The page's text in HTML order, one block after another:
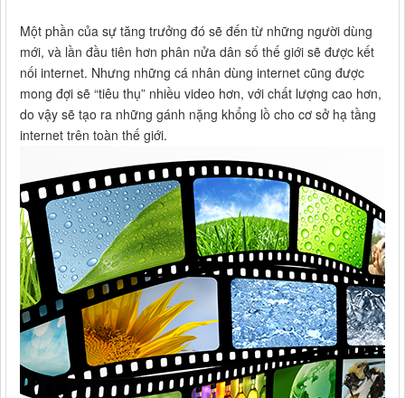
Một phần của sự tăng trưởng đó sẽ đến từ những người dùng
mới, và lần đầu tiên hơn phân nửa dân số thế giới sẽ được kết
nối internet. Nhưng những cá nhân dùng internet cũng được
mong đợi sẽ “tiêu thụ” nhiều video hơn, với chất lượng cao hơn,
do vậy sẽ tạo ra những gánh nặng khổng lồ cho cơ sở hạ tầng
internet trên toàn thế giới.